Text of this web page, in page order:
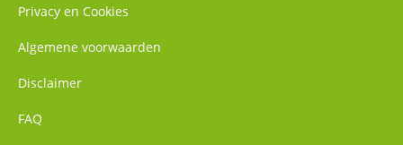
Privacy en Cookies
Algemene voorwaarden
Disclaimer
FAQ